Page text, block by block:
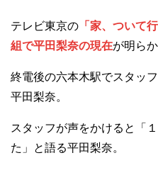
テレビ東京の 「家、ついて
組で平田梨奈の現在が明ら
終電後の六本木駅でスタッ
平田梨奈。
スタッフが声をかけると「
た」と語る平田梨奈。